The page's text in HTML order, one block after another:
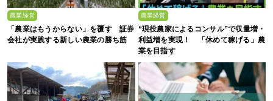
農業経営
「農業はもうからない」を覆す 証券
会社が実践する新しい農業の勝ち筋
農業経営
“現役農家によるコンサル”で収量増・
利益増を実現！ 「休めて稼げる」農
業を目指す